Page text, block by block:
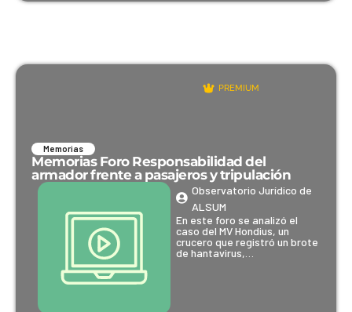
PREMIUM
Memorias
Memorias Foro Responsabilidad del
armador frente a pasajeros y tripulación
Observatorio Jurídico de
ALSUM
En este foro se analizó el
caso del MV Hondius, un
crucero que registró un brote
de hantavirus,…